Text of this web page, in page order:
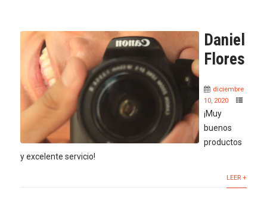
Daniel
Flores
diciembre
10, 2020
¡Muy
buenos
productos
y excelente servicio!
LEER +